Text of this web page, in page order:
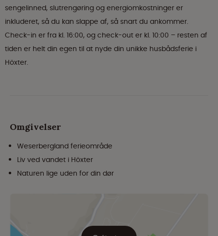
sengelinned, slutrengøring og energiomkostninger er
inkluderet, så du kan slappe af, så snart du ankommer.
Check-in er fra kl. 16:00, og check-out er kl. 10:00 – resten af
tiden er helt din egen til at nyde din unikke husbådsferie i
Höxter.
Omgivelser
Weserbergland ferieområde
Liv ved vandet i Höxter
Naturen lige uden for din dør